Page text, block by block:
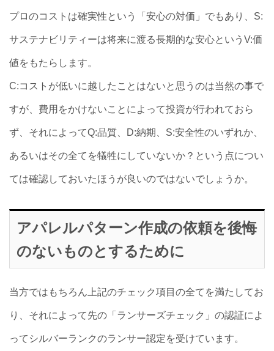
プロのコストは確実性という「安心の対価」でもあり、S:
サステナビリティーは将来に渡る長期的な安心というV:価
値をもたらします。
C:コストが低いに越したことはないと思うのは当然の事で
すが、費用をかけないことによって投資が行われておら
ず、それによってQ:品質、D:納期、S:安全性のいずれか、
あるいはその全てを犠牲にしていないか？という点につい
ては確認しておいたほうが良いのではないでしょうか。
アパレルパターン作成の依頼を後悔
のないものとするために
当方ではもちろん上記のチェック項目の全てを満たしてお
り、それによって先の「ランサーズチェック」の認証によ
ってシルバーランクのランサー認定を受けています。